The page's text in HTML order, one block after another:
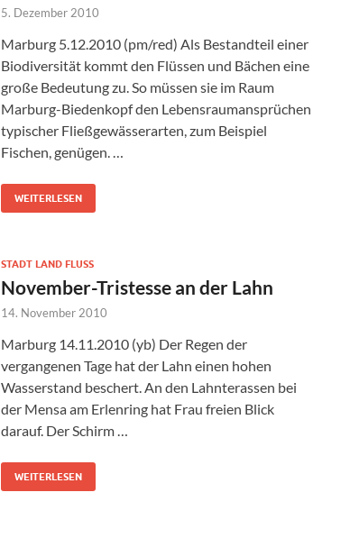
5. Dezember 2010
Marburg 5.12.2010 (pm/red) Als Bestandteil einer
Biodiversität kommt den Flüssen und Bächen eine
große Bedeutung zu. So müssen sie im Raum
Marburg-Biedenkopf den Lebensraumansprüchen
typischer Fließgewässerarten, zum Beispiel
Fischen, genügen. …
WEITERLESEN
STADT LAND FLUSS
November-Tristesse an der Lahn
14. November 2010
Marburg 14.11.2010 (yb) Der Regen der
vergangenen Tage hat der Lahn einen hohen
Wasserstand beschert. An den Lahnterassen bei
der Mensa am Erlenring hat Frau freien Blick
darauf. Der Schirm …
WEITERLESEN